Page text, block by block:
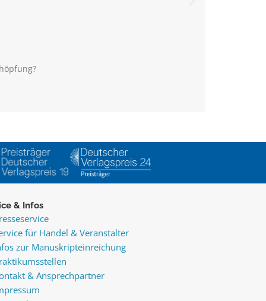
& Infos
für Handel & Veranstalter
zur Manuskripteinreichung
& Ansprechpartner